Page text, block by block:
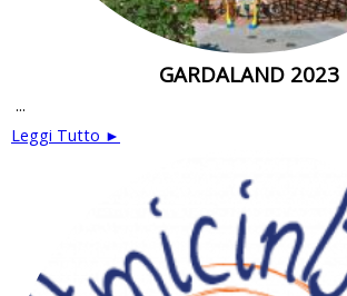
GARDALAND 2023
...
Leggi Tutto ►